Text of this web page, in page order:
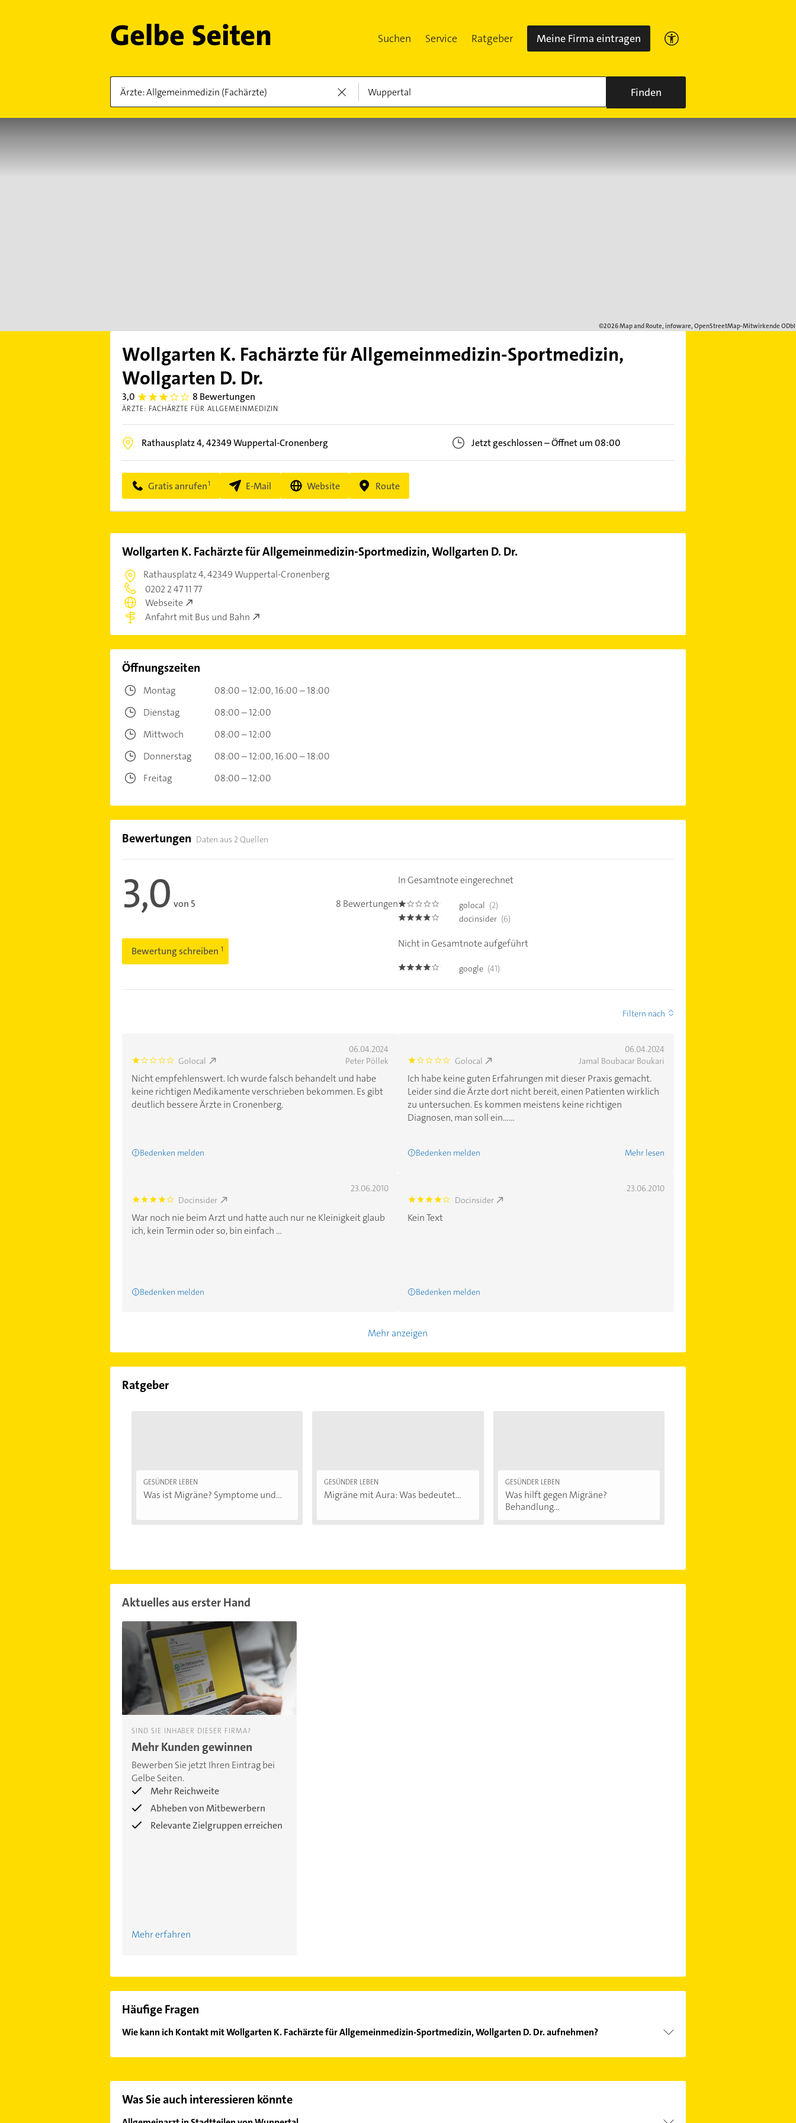
Suchen Service Ratgeber Meine Firma eintragen
Finden
Wollgarten K. Fachärzte für Allgemeinmedizin-Sportmedizin,
Wollgarten D. Dr.
3,0 3.0 8 Bewertungen
ÄRZTE: FACHÄRZTE FÜR ALLGEMEINMEDIZIN
Rathausplatz 4,42349Wuppertal-Cronenberg Jetzt geschlossen–Öffnet um 08:00
Gratis anrufen E-Mail Website Route
Wollgarten K. Fachärzte für Allgemeinmedizin-Sportmedizin, Wollgarten D. Dr.
Rathausplatz 4,42349 Wuppertal-Cronenberg
0202 2 47 11 77
Webseite
Anfahrt mit Bus und Bahn
Öffnungszeiten
Montag 08:00 – 12:00 16:00 – 18:00
Dienstag
08:00 – 12:00
Mittwoch
08:00 – 12:00
Donnerstag
08:00 – 12:00 16:00 – 18:00
Freitag
08:00 – 12:00
Bewertungen Daten aus 2 Quellen
3,0 von 5 8 Bewertungen
Bewertung schreiben
In Gesamtnote eingerechnet
1.0 golocal (2)
3.7 docinsider (6)
Nicht in Gesamtnote aufgeführt
3.8 google (41)
Filtern nach
06.04.2024
1.0 Golocal Peter Pöllek
Nicht empfehlenswert. Ich wurde falsch behandelt und habe
keine richtigen Medikamente verschrieben bekommen. Es gibt
deutlich bessere Ärzte in Cronenberg.
Bedenken melden
06.04.2024
1.0 Golocal Jamal Boubacar Boukari
Ich habe keine guten Erfahrungen mit dieser Praxis gemacht.
Leider sind die Ärzte dort nicht bereit, einen Patienten wirklich
zu untersuchen. Es kommen meistens keine richtigen
Diagnosen, man soll ein......
Bedenken melden Mehr lesen
23.06.2010
4.2000003 Docinsider
War noch nie beim Arzt und hatte auch nur ne Kleinigkeit glaub
ich, kein Termin oder so, bin einfach ...
Bedenken melden
23.06.2010
4.2000003 Docinsider
Kein Text
Bedenken melden
Mehr anzeigen
Ratgeber
GESÜNDER LEBEN
Was ist Migräne? Symptome und...
GESÜNDER LEBEN
Migräne mit Aura: Was bedeutet...
GESÜNDER LEBEN
Was hilft gegen Migräne?
Behandlung...
Aktuelles aus erster Hand
SIND SIE INHABER DIESER FIRMA?
Mehr Kunden gewinnen
Bewerben Sie jetzt Ihren Eintrag bei
Gelbe Seiten.
Mehr Reichweite
Abheben von Mitbewerbern
Relevante Zielgruppen erreichen
Mehr erfahren
Häufige Fragen
Wie kann ich Kontakt mit Wollgarten K. Fachärzte für Allgemeinmedizin-Sportmedizin, Wollgarten D. Dr. aufnehmen?
Was Sie auch interessieren könnte